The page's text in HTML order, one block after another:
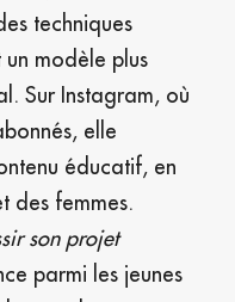
techniques
modèle plus
Sur Instagram, où
, elle
éducatif, en
des femmes.
son projet
parmi les jeunes